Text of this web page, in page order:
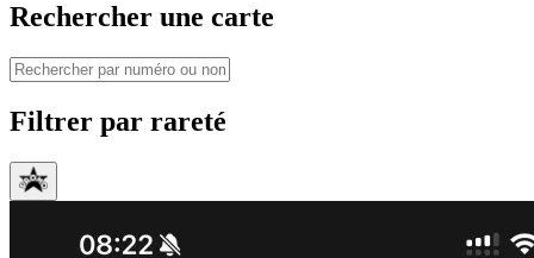
Rechercher une carte
Filtrer par rareté